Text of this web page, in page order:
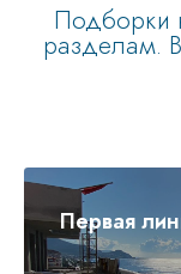
Подборки
разделам.
Первая